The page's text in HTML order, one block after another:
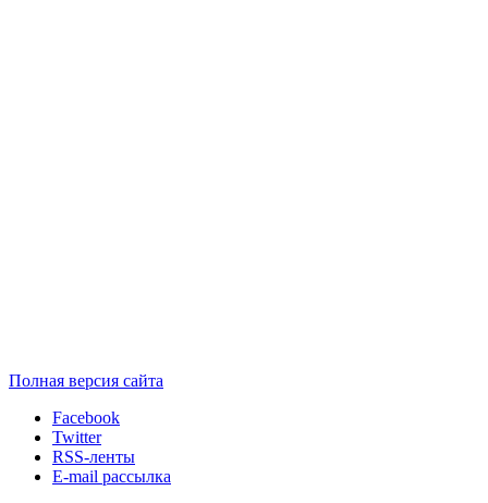
Полная версия сайта
Facebook
Twitter
RSS-ленты
E-mail рассылка